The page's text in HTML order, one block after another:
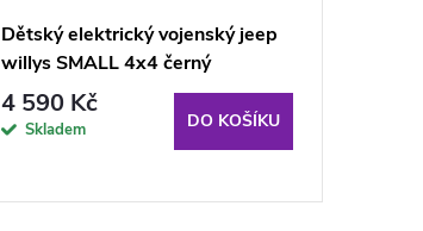
Dětský elektrický vojenský jeep
willys SMALL 4x4 černý
4 590 Kč
Skladem DO KOŠÍKU